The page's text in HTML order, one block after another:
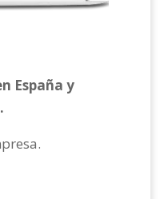
España y